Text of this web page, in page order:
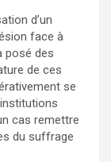
d’un
face à
posé des
de ces
se
cas remettre
du suffrage